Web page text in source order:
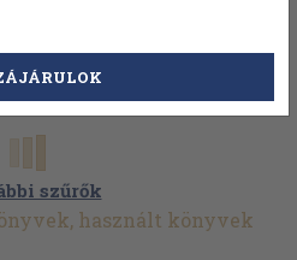
szűrők
használt könyvek